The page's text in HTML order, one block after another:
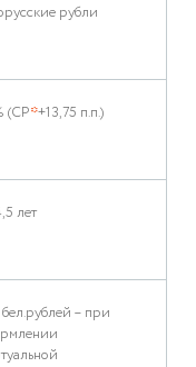
рубли
(СР*+13,75 п.п.)
лет
– при